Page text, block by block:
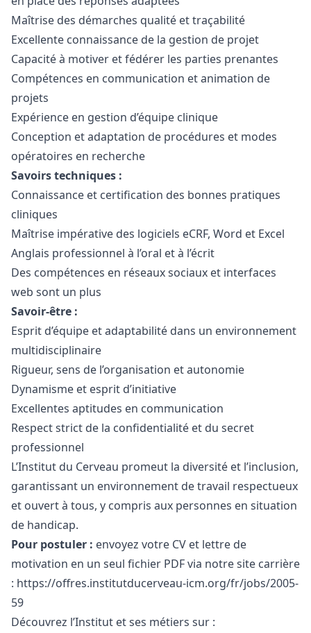
Maîtrise des démarches qualité et traçabilité
Excellente connaissance de la gestion de projet
Capacité à motiver et fédérer les parties prenantes
Compétences en communication et animation de
projets
Expérience en gestion d’équipe clinique
Conception et adaptation de procédures et modes
opératoires en recherche
Savoirs techniques :
Connaissance et certification des bonnes pratiques
cliniques
Maîtrise impérative des logiciels eCRF, Word et Excel
Anglais professionnel à l’oral et à l’écrit
Des compétences en réseaux sociaux et interfaces
web sont un plus
Savoir-être :
Esprit d’équipe et adaptabilité dans un environnement
multidisciplinaire
Rigueur, sens de l’organisation et autonomie
Dynamisme et esprit d’initiative
Excellentes aptitudes en communication
Respect strict de la confidentialité et du secret
professionnel
L’Institut du Cerveau promeut la diversité et l’inclusion,
garantissant un environnement de travail respectueux
et ouvert à tous, y compris aux personnes en situation
de handicap.
Pour postuler : envoyez votre CV et lettre de
motivation en un seul fichier PDF via notre site carrière
: https://offres.institutducerveau-icm.org/fr/jobs/2005-
59
Découvrez l’Institut et ses métiers sur :